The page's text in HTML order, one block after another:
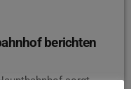
berichten
sorgt